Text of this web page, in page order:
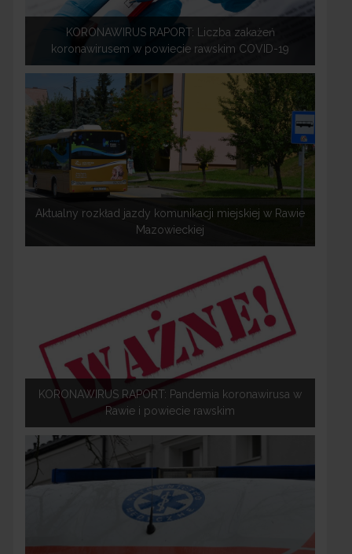
KORONAWIRUS RAPORT: Liczba zakażeń
koronawirusem w powiecie rawskim COVID-19
Aktualny rozkład jazdy komunikacji miejskiej w Rawie
Mazowieckiej
KORONAWIRUS RAPORT: Pandemia koronawirusa w
Rawie i powiecie rawskim